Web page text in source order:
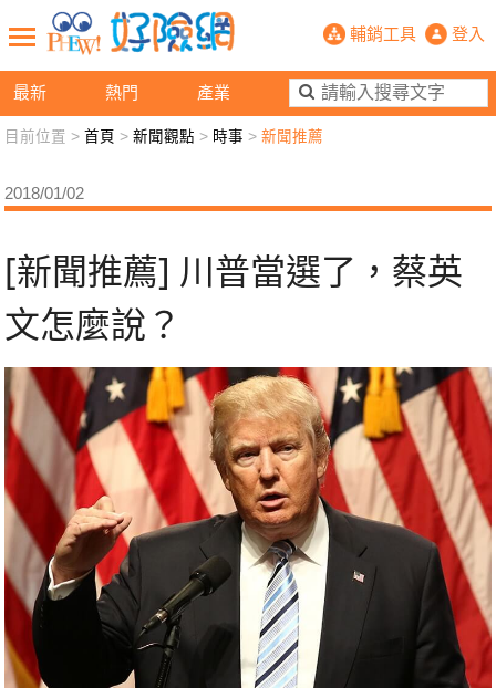
最新 熱門 產業
[新聞推薦] 川普當選了，蔡英文怎
輔銷工具 登入
新聞觀點 業務交流 好險懂生活
退休先準備 好險學堂 輔銷工具 活動專區
目前位置 >首頁 >新聞觀點 > 時事 >新聞推薦
2018/01/02
[新聞推薦] 川普當選了，蔡英
文怎麼說？